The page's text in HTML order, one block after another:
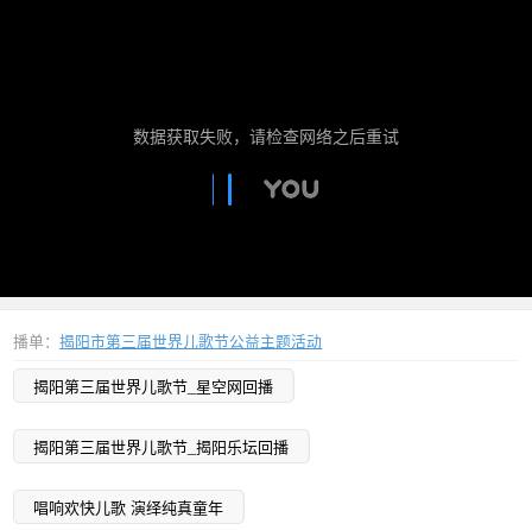
数据获取失败，请检查网络之后重试
播单：揭阳市第三届世界儿歌节公益主题活动
揭阳第三届世界儿歌节_星空网回播
揭阳第三届世界儿歌节_揭阳乐坛回播
唱响欢快儿歌 演绎纯真童年